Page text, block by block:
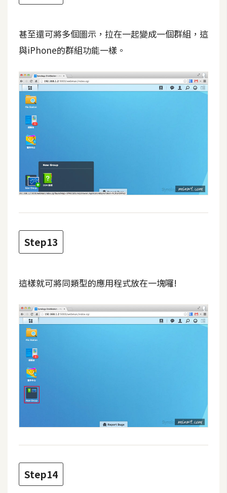
甚至還可將多個圖示，拉在一起變成一個群組，這
與iPhone的群組功能一樣。
Step13
這樣就可將同類型的應用程式放在一塊囉!
Step14